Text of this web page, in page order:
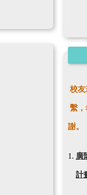
校
繫
謝。
廣
計